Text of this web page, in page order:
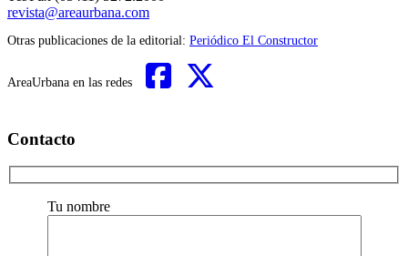
revista@areaurbana.com
Otras publicaciones de la editorial: Periódico El Constructor
AreaUrbana en las redes
Contacto
Tu nombre